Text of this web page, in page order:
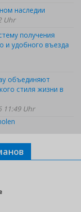
наследии
Uhr
получения
и удобного въезда
объединяют
стиля жизни в
11:49 Uhr